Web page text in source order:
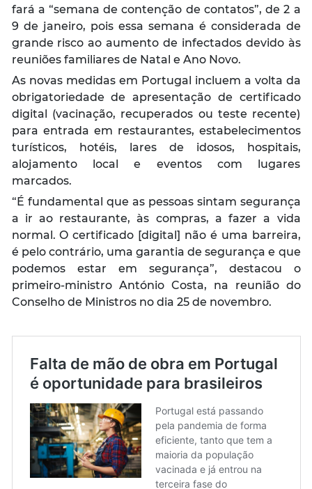
fará a “semana de contenção de contatos”, de 2 a
9 de janeiro, pois essa semana é considerada de
grande risco ao aumento de infectados devido às
reuniões familiares de Natal e Ano Novo.
As novas medidas em Portugal incluem a volta da
obrigatoriedade de apresentação de certificado
digital (vacinação, recuperados ou teste recente)
para entrada em restaurantes, estabelecimentos
turísticos, hotéis, lares de idosos, hospitais,
alojamento local e eventos com lugares
marcados.
“É fundamental que as pessoas sintam segurança
a ir ao restaurante, às compras, a fazer a vida
normal. O certificado [digital] não é uma barreira,
é pelo contrário, uma garantia de segurança e que
podemos estar em segurança”, destacou o
primeiro-ministro António Costa, na reunião do
Conselho de Ministros no dia 25 de novembro.